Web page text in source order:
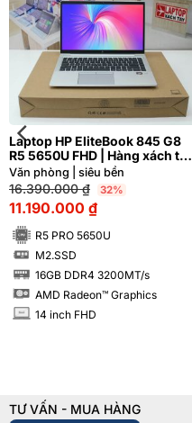
Laptop HP EliteBook 845 G8
R5 5650U FHD | Hàng xách tay
99%
Văn phòng | siêu bền
16.390.000₫ 32%
11.190.000 ₫
R5 PRO 5650U
SSD M2.SSD
16GB DDR4 3200MT/s
AMD Radeon™ Graphics
INCH 14 inch FHD
TƯ VẤN - MUA HÀNG